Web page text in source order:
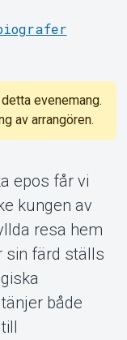
evenemang.
av arrangören.
epos får vi
kungen av
resa hem
sin färd ställs
både